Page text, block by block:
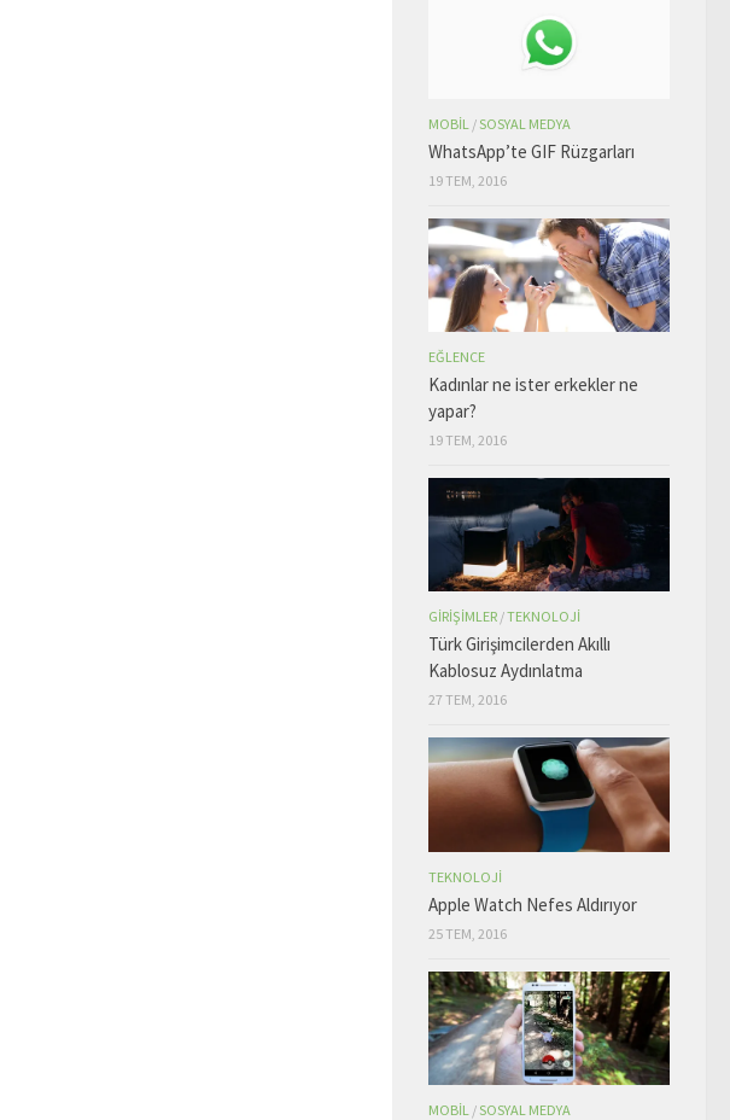
MOBIL /SOSYAL MEDYA
WhatsApp’te GIF Rüzgarları
19 TEM, 2016
EĞLENCE
Kadınlar ne ister erkekler ne
yapar?
19 TEM, 2016
GIRIŞIMLER /TEKNOLOJI
Türk Girişimcilerden Akıllı
Kablosuz Aydınlatma
27 TEM, 2016
TEKNOLOJI
Apple Watch Nefes Aldırıyor
25 TEM, 2016
MOBIL /SOSYAL MEDYA